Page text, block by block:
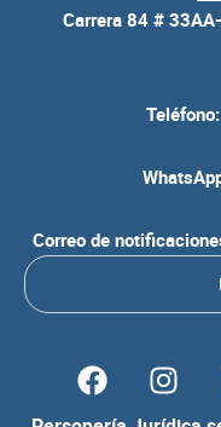
Carrera 84 #
Correo de
F
a
I
n